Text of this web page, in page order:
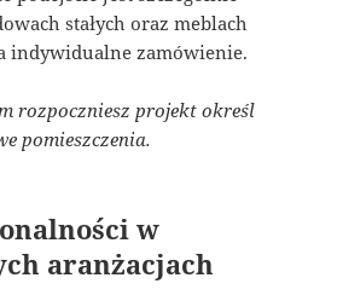
stałych oraz meblach
indywidualne zamówienie.
rozpoczniesz projekt określ
pomieszczenia.
w
aranżacjach